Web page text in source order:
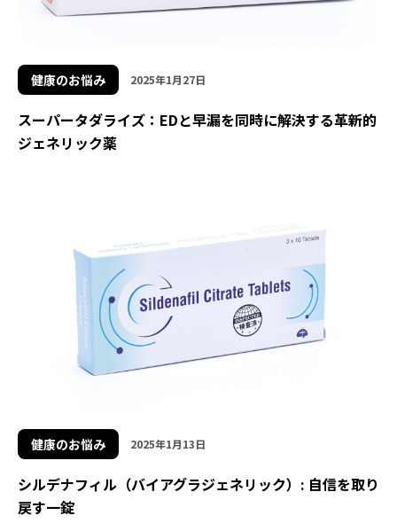
健康のお悩み 2025年1月27日
スーパータダライズ：EDと早漏を同時に解決する革新的
ジェネリック薬
健康のお悩み 2025年1月13日
シルデナフィル（バイアグラジェネリック）: 自信を取り
戻す一錠